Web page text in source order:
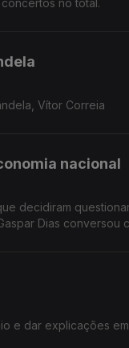
no total.
Vítor Correia
nacional
decidiram
Dias conversou
e dar explicações